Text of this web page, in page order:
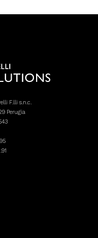
F.lli s.n.c.
Perugia